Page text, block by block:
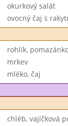
okurkový salát
ovocný čaj s
rohlík,
mrkev
mléko, čaj
chléb, vajíčková